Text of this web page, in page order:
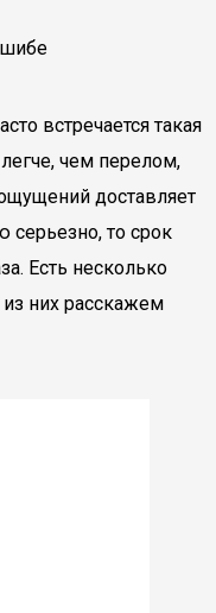
встречается такая
чем перелом,
доставляет
серьезно, то срок
Есть несколько
них расскажем